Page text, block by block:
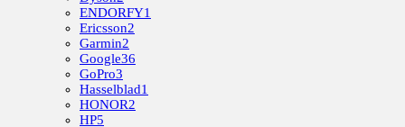
ENDORFY1
Ericsson2
Garmin2
Google36
GoPro3
Hasselblad1
HONOR2
HP5